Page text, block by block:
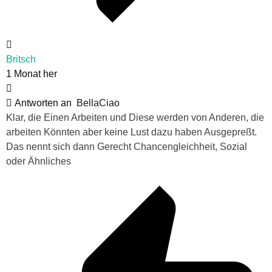
Britsch
1 Monat her
Antworten an
BellaCiao
Klar, die Einen Arbeiten und Diese werden von Anderen, die
arbeiten Könnten aber keine Lust dazu haben Ausgepreßt.
Das nennt sich dann Gerecht Chancengleichheit, Sozial
oder Ähnliches